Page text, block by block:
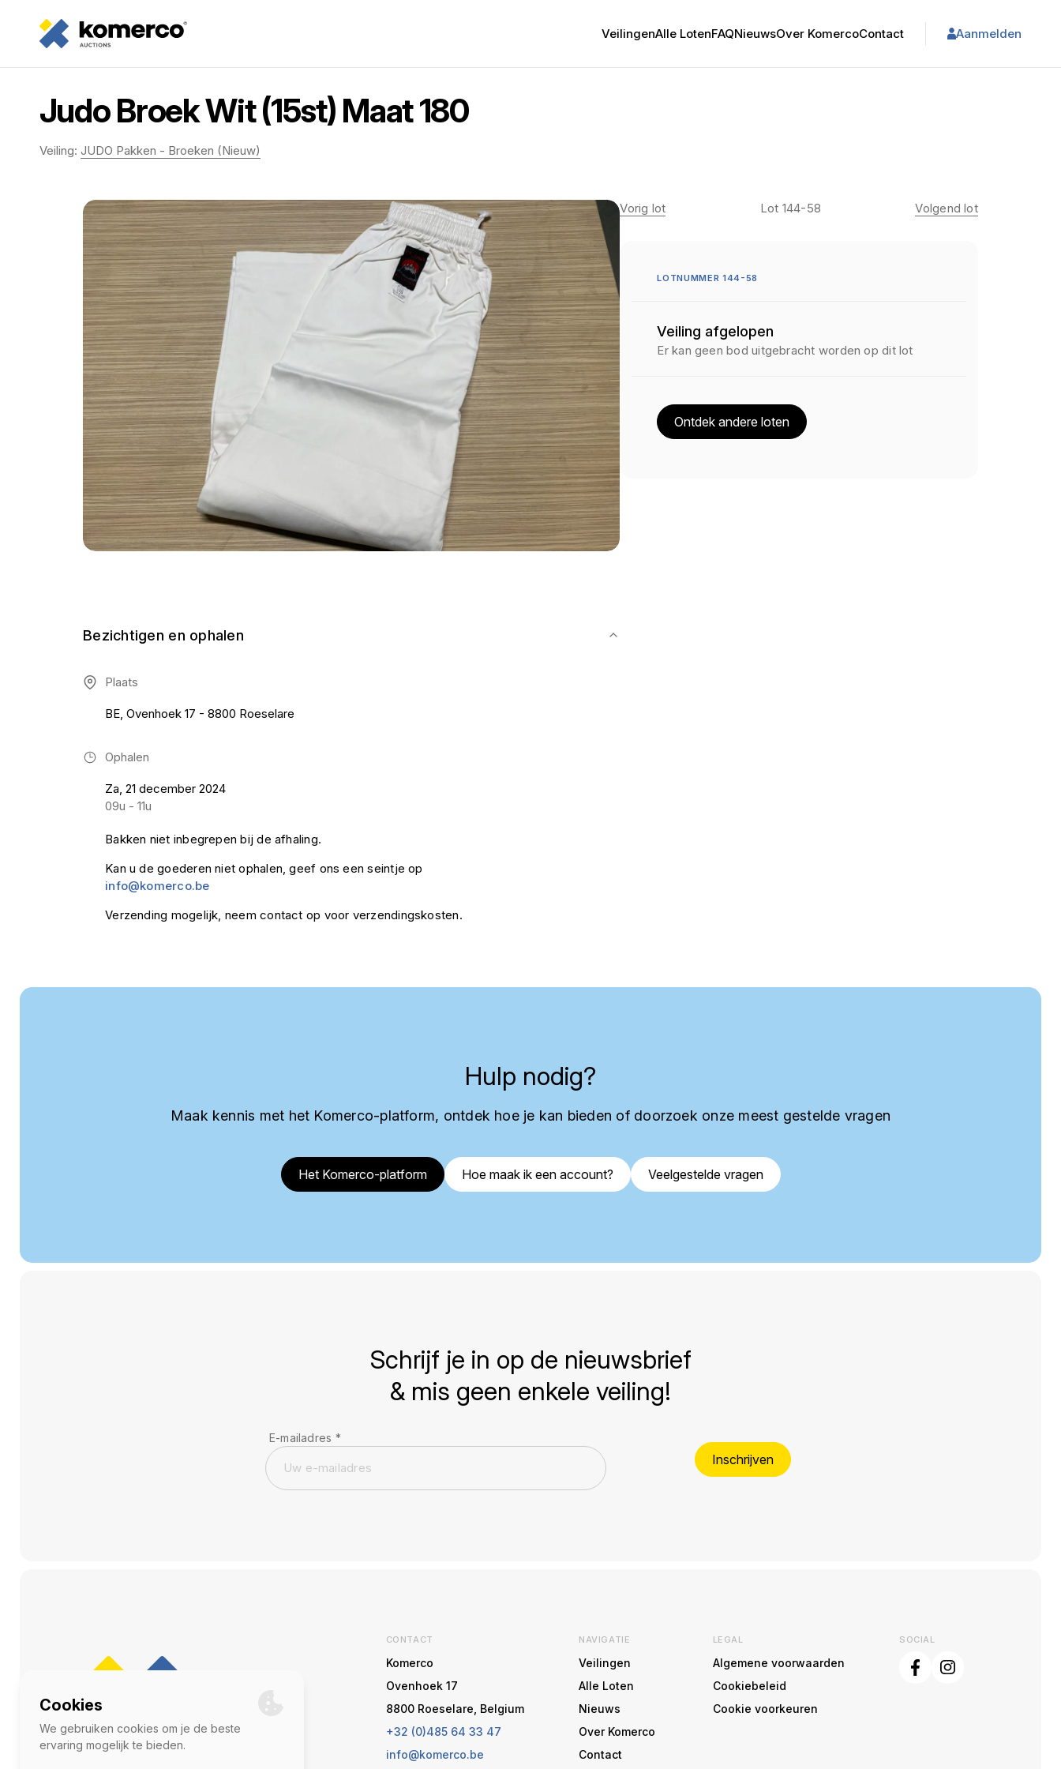
VeilingenAlle LotenFAQNieuwsOver KomercoContact Aanmelden
Judo Broek Wit (15st) Maat 180
Veiling: JUDO Pakken - Broeken (Nieuw)
Bezichtigen en ophalen
Plaats
BE, Ovenhoek 17 - 8800 Roeselare
Ophalen
Za, 21 december 2024
09u - 11u
Bakken niet inbegrepen bij de afhaling.
Kan u de goederen niet ophalen, geef ons een seintje op
info@komerco.be
Verzending mogelijk, neem contact op voor verzendingskosten.
Vorig lot Lot 144-58 Volgend lot
LOTNUMMER 144-58
Veiling afgelopen
Er kan geen bod uitgebracht worden op dit lot
Ontdek andere loten
Hulp nodig?
Maak kennis met het Komerco-platform, ontdek hoe je kan bieden of doorzoek onze meest gestelde vragen
Het Komerco-platform Hoe maak ik een account? Veelgestelde vragen
Schrijf je in op de nieuwsbrief
& mis geen enkele veiling!
E-mailadres *
Inschrijven
CONTACT
Komerco
Ovenhoek 17
8800 Roeselare, Belgium
+32 (0)485 64 33 47
info@komerco.be
NAVIGATIE
Veilingen
Alle Loten
Nieuws
Over Komerco
Contact
LEGAL
Algemene voorwaarden
Cookiebeleid
Cookie voorkeuren
SOCIAL